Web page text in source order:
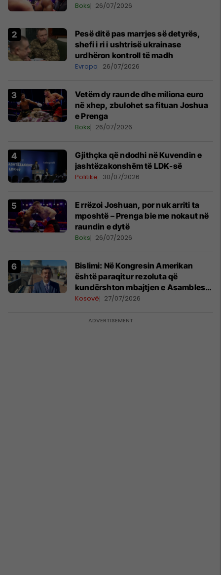
Boks 26/07/2026
Pesë ditë pas marrjes së detyrës,
shefi i ri i ushtrisë ukrainase
urdhëron kontroll të madh
Evropa 26/07/2026
Vetëm dy raunde dhe miliona euro
në xhep, zbulohet sa fituan Joshua
e Prenga
Boks 26/07/2026
Gjithçka që ndodhi në Kuvendin e
jashtëzakonshëm të LDK-së
Politikë 30/07/2026
E rrëzoi Joshuan, por nuk arriti ta
mposhtë – Prenga bie me nokaut në
raundin e dytë
Boks 26/07/2026
Bislimi: Në Kongresin Amerikan
është paraqitur rezoluta që
kundërshton mbajtjen e Asamblesë
Parlamentare të OSBE-së në
Kosovë 27/07/2026